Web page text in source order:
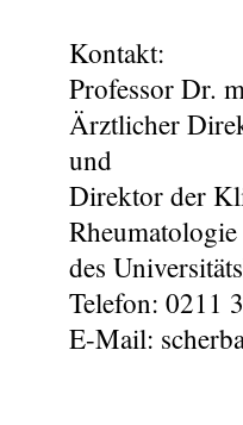
Kontakt:
Professor Dr.
Ärztlicher
und
Direktor der
Rheumatologie
des
Telefon: 0211
E-Mail: